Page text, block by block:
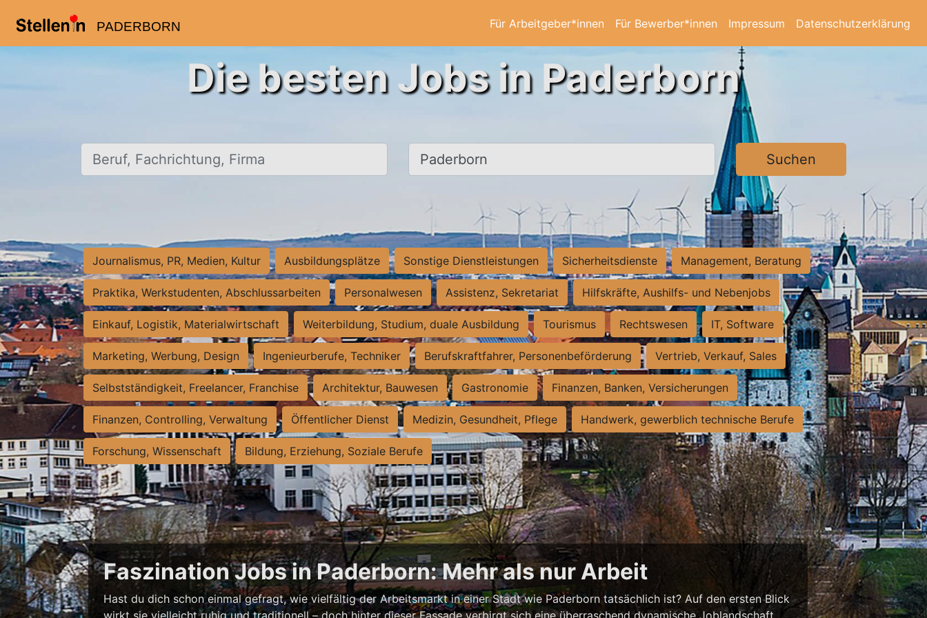
PADERBORN Für Arbeitgeber*innen Für Bewerber*innen Impressum Datenschutzerklärung
Die besten Jobs in Paderborn
Beruf, Fachrichtung, Firma Ort, Stadt Suchen
Journalismus, PR, Medien, Kultur Ausbildungsplätze Sonstige Dienstleistungen Sicherheitsdienste Management, Beratung
Praktika, Werkstudenten, Abschlussarbeiten Personalwesen Assistenz, Sekretariat Hilfskräfte, Aushilfs- und Nebenjobs
Einkauf, Logistik, Materialwirtschaft Weiterbildung, Studium, duale Ausbildung Tourismus Rechtswesen IT, Software
Marketing, Werbung, Design Ingenieurberufe, Techniker Berufskraftfahrer, Personenbeförderung Vertrieb, Verkauf, Sales
Selbstständigkeit, Freelancer, Franchise Architektur, Bauwesen Gastronomie Finanzen, Banken, Versicherungen
Finanzen, Controlling, Verwaltung Öffentlicher Dienst Medizin, Gesundheit, Pflege Handwerk, gewerblich technische Berufe
Forschung, Wissenschaft Bildung, Erziehung, Soziale Berufe
Faszination Jobs in Paderborn: Mehr als nur Arbeit
Hast du dich schon einmal gefragt, wie vielfältig der Arbeitsmarkt in einer Stadt wie Paderborn tatsächlich ist? Auf den ersten Blick